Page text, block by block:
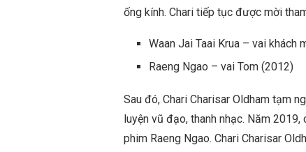
ống kính. Chari tiếp tục được mời
Waan Jai Taai Krua – vai khách
Raeng Ngao – vai Tom (2012)
Sau đó, Chari Charisar Oldham tạm
luyện vũ đạo, thanh nhạc. Năm
phim Raeng Ngao. Chari Charisar